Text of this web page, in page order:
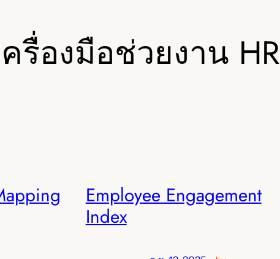
ครื่องมือช่วยงาน HR
Employee Engagement
Index